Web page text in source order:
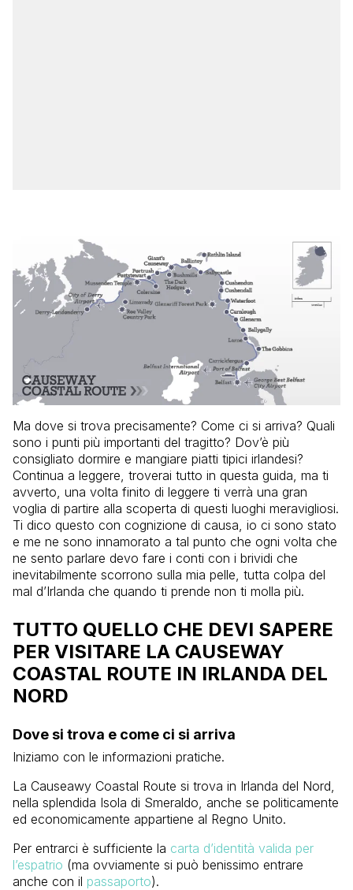
Ma dove si trova precisamente? Come ci si arriva? Quali
sono i punti più importanti del tragitto? Dov’è più
consigliato dormire e mangiare piatti tipici irlandesi?
Continua a leggere, troverai tutto in questa guida, ma ti
avverto, una volta finito di leggere ti verrà una gran
voglia di partire alla scoperta di questi luoghi meravigliosi.
Ti dico questo con cognizione di causa, io ci sono stato
e me ne sono innamorato a tal punto che ogni volta che
ne sento parlare devo fare i conti con i brividi che
inevitabilmente scorrono sulla mia pelle, tutta colpa del
mal d’Irlanda che quando ti prende non ti molla più.
TUTTO QUELLO CHE DEVI SAPERE
PER VISITARE LA CAUSEWAY
COASTAL ROUTE IN IRLANDA DEL
NORD
Dove si trova e come ci si arriva
Iniziamo con le informazioni pratiche.
La Causeawy Coastal Route si trova in Irlanda del Nord,
nella splendida Isola di Smeraldo, anche se politicamente
ed economicamente appartiene al Regno Unito.
Per entrarci è sufficiente la carta d’identità valida per
l’espatrio (ma ovviamente si può benissimo entrare
anche con il passaporto).